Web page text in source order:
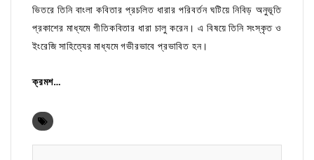
ভিতরে তিনি বাংলা কবিতার প্রচলিত ধারার পরিবর্তন ঘটিয়ে নিবিড় অনুভূতি
প্রকাশের মাধ্যমে গীতিকবিতার ধারা চালু করেন। এ বিষয়ে তিনি সংস্কৃত ও
ইংরেজি সাহিত্যের মাধ্যমে গভীরভাবে প্রভাবিত হন।
ক্রমশ…